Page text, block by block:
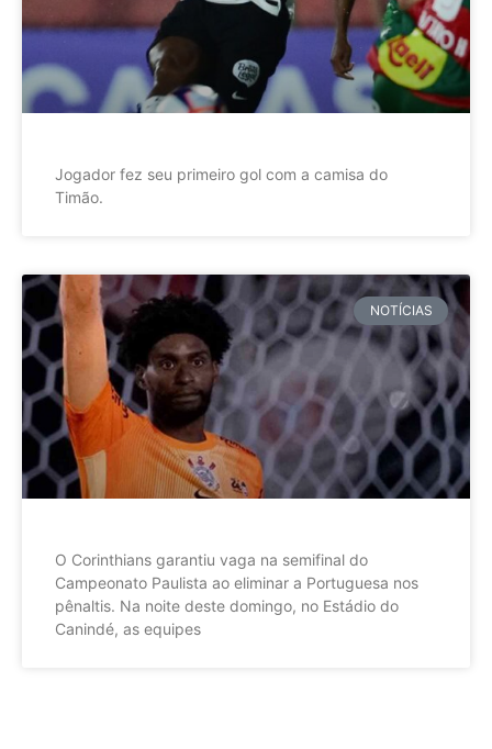
Jogador fez seu primeiro gol com a camisa do
Timão.
NOTÍCIAS
O Corinthians garantiu vaga na semifinal do
Campeonato Paulista ao eliminar a Portuguesa nos
pênaltis. Na noite deste domingo, no Estádio do
Canindé, as equipes